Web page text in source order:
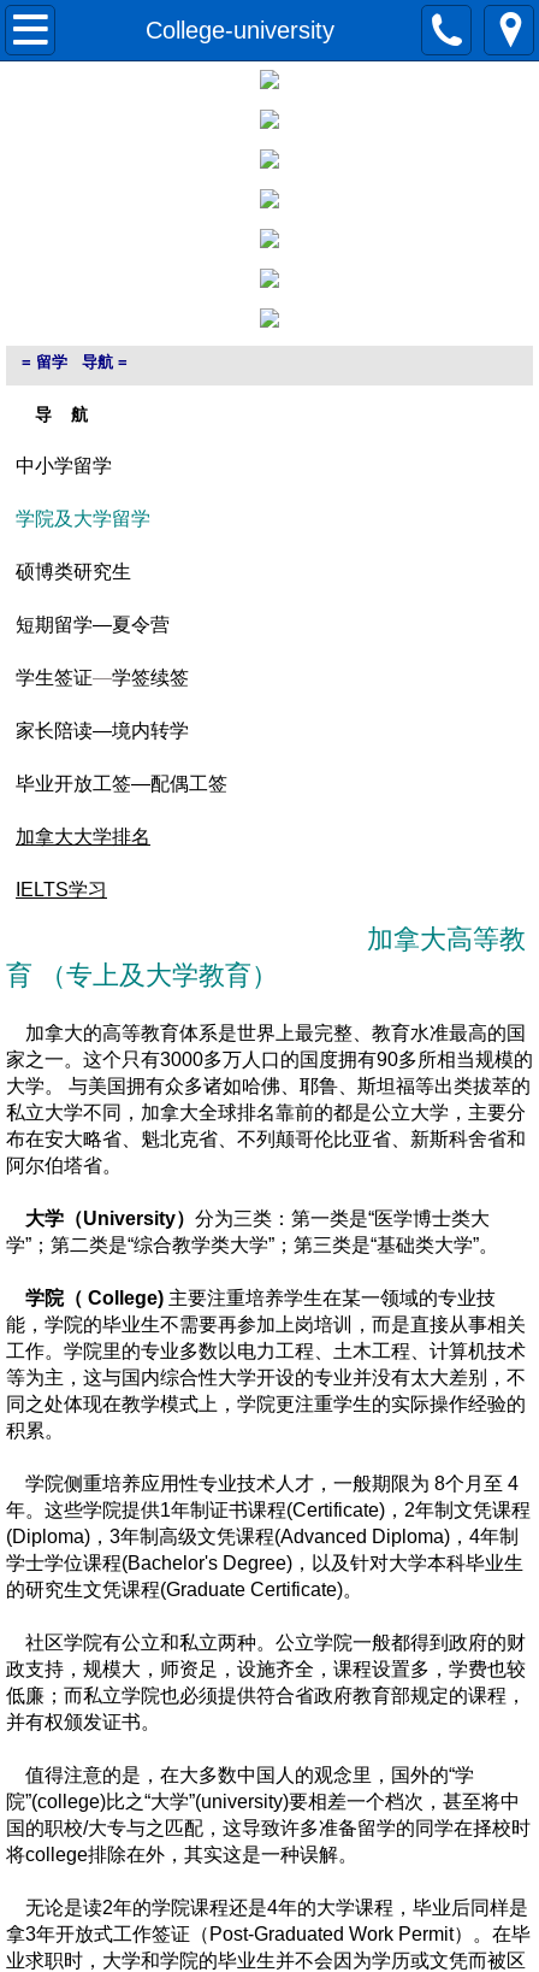
College-university
网站首页
=​ 留学 导航 =
​​ 导 航
中小学留学
学院及大学留学
硕博类研究生
短期留学—夏令营​​
学生签证—学签续签
家长陪读—境内转学
毕业开放工签—配偶工签
加拿大大学排名
IELTS学习
加拿大高等教
育 （专上及大学教育）
加拿大的高等教育体系是世界上最完整、教育水准最高的国
家之一。这个只有3000多万人口的国度拥有90多所相当规模的
大学。 与美国拥有众多诸如哈佛、耶鲁、斯坦福等出类拔萃的
私立大学不同，加拿大全球排名靠前的都是公立大学，主要分
布在安大略省、魁北克省、不列颠哥伦比亚省、新斯科舍省和
阿尔伯塔省。
大学（University） 分为三类：第一类是“医学博士类大
学”；第二类是“综合教学类大学”；第三类是“基础类大学”。
学院（ College) 主要注重培养学生在某一领域的专业技
能，学院的毕业生不需要再参加上岗培训，而是直接从事相关
工作。学院里的专业多数以电力工程、土木工程、计算机技术
等为主，这与国内综合性大学开设的专业并没有太大差别，不
同之处体现在教学模式上，学院更注重学生的实际操作经验的
积累。
学院侧重培养应用性专业技术人才，一般期限为 8个月至 4
年。这些学院提供1年制证书课程(Certificate)，2年制文凭课程
(Diploma)，3年制高级文凭课程(Advanced Diploma)，4年制
学士学位课程(Bachelor's Degree)，以及针对大学本科毕业生
的研究生文凭课程(Graduate Certificate)。
社区学院有公立和私立两种。公立学院一般都得到政府的财
政支持，规模大，师资足，设施齐全，课程设置多，学费也较
低廉；而私立学院也必须提供符合省政府教育部规定的课程，
并有权颁发证书。
值得注意的是，在大多数中国人的观念里，国外的“学
院”(college)比之“大学”(university)要相差一个档次，甚至将中
国的职校/大专与之匹配，这导致许多准备留学的同学在择校时
将college排除在外，其实这是一种误解。
无论是读2年的学院课程还是4年的大学课程，毕业后同样是
拿3年开放式工作签证（Post-Graduated Work Permit）。在毕
业求职时，大学和学院的毕业生并不会因为学历或文凭而被区